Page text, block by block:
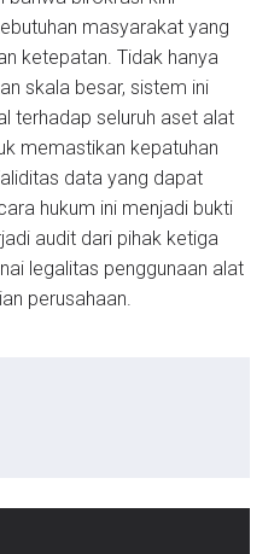
masyarakat yang
ketepatan. Tidak hanya
skala besar, sistem ini
terhadap seluruh aset alat
memastikan kepatuhan
data yang dapat
hukum ini menjadi bukti
audit dari pihak ketiga
legalitas penggunaan alat
perusahaan.